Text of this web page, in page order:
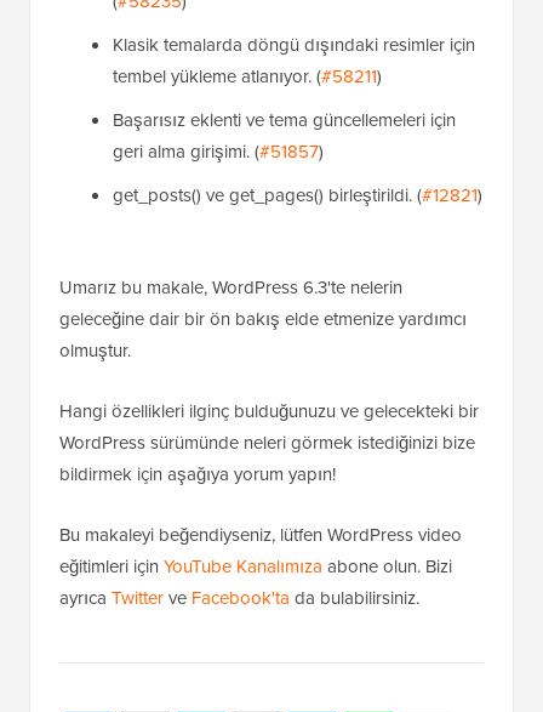
Klasik temalarda döngü dışındaki resimler için
tembel yükleme atlanıyor. (#58211)
Başarısız eklenti ve tema güncellemeleri için
geri alma girişimi. (#51857)
get_posts() ve get_pages() birleştirildi. (#12821)
Umarız bu makale, WordPress 6.3'te nelerin
geleceğine dair bir ön bakış elde etmenize yardımcı
olmuştur.
Hangi özellikleri ilginç bulduğunuzu ve gelecekteki bir
WordPress sürümünde neleri görmek istediğinizi bize
bildirmek için aşağıya yorum yapın!
Bu makaleyi beğendiyseniz, lütfen WordPress video
eğitimleri için YouTube Kanalımıza abone olun. Bizi
ayrıca Twitterve Facebook'ta da bulabilirsiniz.